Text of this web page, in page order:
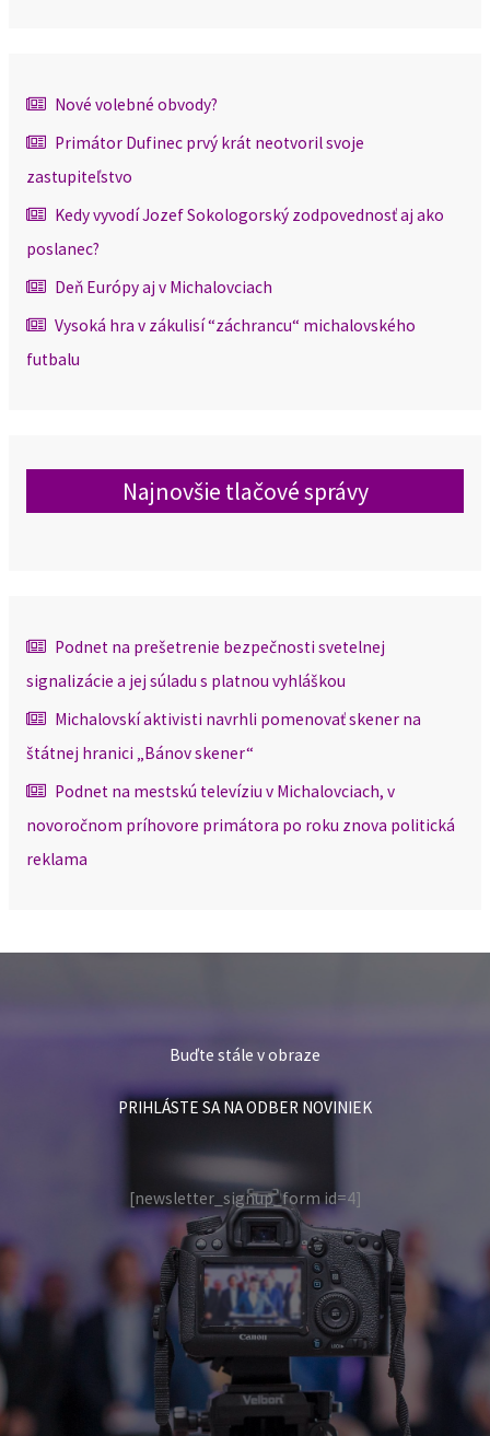
Nové volebné obvody?
Primátor Dufinec prvý krát neotvoril svoje
zastupiteľstvo
Kedy vyvodí Jozef Sokologorský zodpovednosť aj ako
poslanec?
Deň Európy aj v Michalovciach
Vysoká hra v zákulisí “záchrancu“ michalovského
futbalu
Najnovšie tlačové správy
Podnet na prešetrenie bezpečnosti svetelnej
signalizácie a jej súladu s platnou vyhláškou
Michalovskí aktivisti navrhli pomenovať skener na
štátnej hranici „Bánov skener“
Podnet na mestskú televíziu v Michalovciach, v
novoročnom príhovore primátora po roku znova politická
reklama
Buďte stále v obraze
PRIHLÁSTE SA NA ODBER NOVINIEK
[newsletter_signup_form id=4]